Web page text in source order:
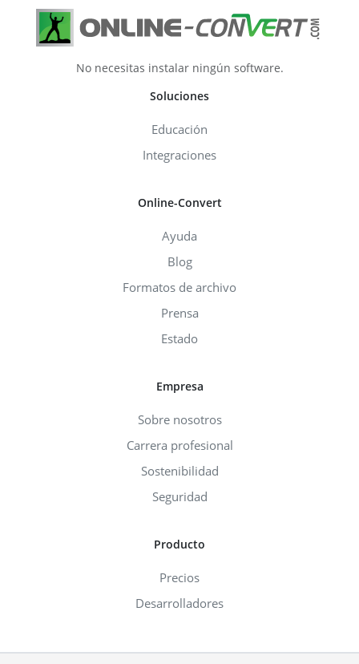
No necesitas instalar ningún software.
Soluciones
Educación
Integraciones
Online-Convert
Ayuda
Blog
Formatos de archivo
Prensa
Estado
Empresa
Sobre nosotros
Carrera profesional
Sostenibilidad
Seguridad
Producto
Precios
Desarrolladores